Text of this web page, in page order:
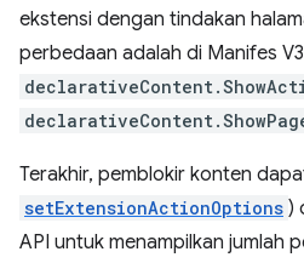
ekstensi dengan tindakan
perbedaan adalah di Manifes
Terakhir, pemblokir konten
setExtensionActionOptions )
API untuk menampilkan jumlah